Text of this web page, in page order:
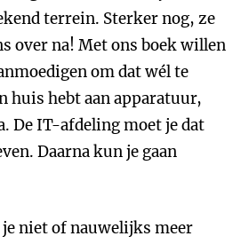
terrein. Sterker nog, ze
over na! Met ons boek willen
om dat wél te
huis hebt aan apparatuur,
De IT-afdeling moet je dat
Daarna kun je gaan
niet of nauwelijks meer